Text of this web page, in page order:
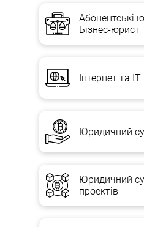
Абонентські
Бізнес-юрист
Інтернет та IT
Юридичний
Юридичний
проектів